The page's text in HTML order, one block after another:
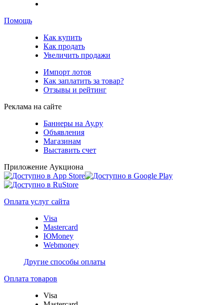
Помощь
Как купить
Как продать
Увеличить продажи
Импорт лотов
Как заплатить за товар?
Отзывы и рейтинг
Реклама на сайте
Баннеры на Ау.ру
Объявления
Магазинам
Выставить счет
Приложение Аукциона
Оплата услуг сайта
Visa
Mastercard
ЮMoney
Webmoney
Другие способы оплаты
Оплата товаров
Visa